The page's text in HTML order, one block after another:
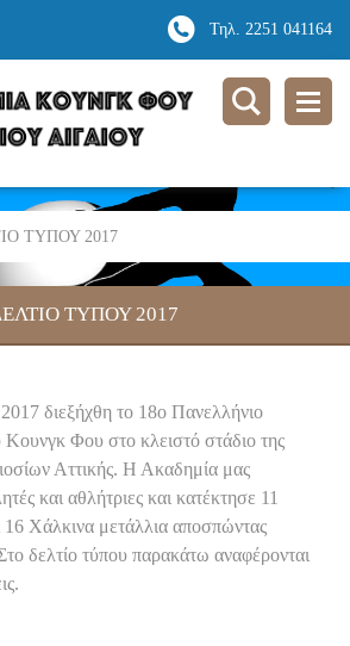
Τηλ. 2251 041164
ΤΥΠΟΥ 2017
ΤΥΠΟΥ 2017
διεξήχθη το 18ο Πανελλήνιο
Φου στο κλειστό στάδιο της
Αττικής. Η Ακαδημία μας
και αθλήτριες και κατέκτησε 11
Χάλκινα μετάλλια αποσπώντας
δελτίο τύπου παρακάτω αναφέρονται